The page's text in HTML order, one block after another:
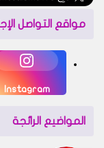
مواقع التواصل
Instagram
المواضيع الرائجة